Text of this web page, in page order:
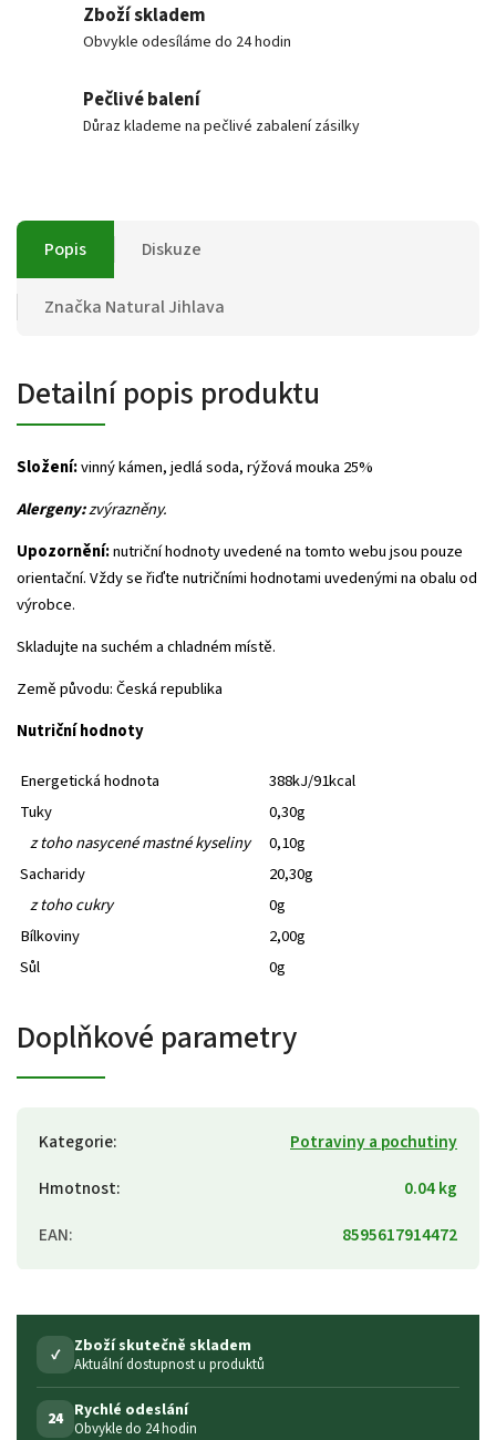
Zboží skladem
Obvykle odesíláme do 24 hodin
Pečlivé balení
Důraz klademe na pečlivé zabalení zásilky
Popis Diskuze
Značka Natural Jihlava
Detailní popis produktu
Složení:vinný kámen, jedlá soda, rýžová mouka 25%
Alergeny:zvýrazněny.
Upozornění:nutriční hodnoty uvedené na tomto webu jsou pouze
orientační. Vždy se řiďte nutričními hodnotami uvedenými na obalu od
výrobce.
Skladujte na suchém a chladném místě.
Země původu: Česká republika
Nutriční hodnoty
Energetická hodnota
388kJ/91kcal
Tuky
0,30g
z toho nasycené mastné kyseliny
0,10g
Sacharidy
20,30g
z toho cukry
0g
Bílkoviny
2,00g
Sůl
0g
Doplňkové parametry
Kategorie:
Potraviny a pochutiny
Hmotnost:
0.04 kg
EAN: 8595617914472
✓ Zboží skutečně skladem
Aktuální dostupnost u produktů
24 Rychlé odeslání
Obvykle do 24 hodin